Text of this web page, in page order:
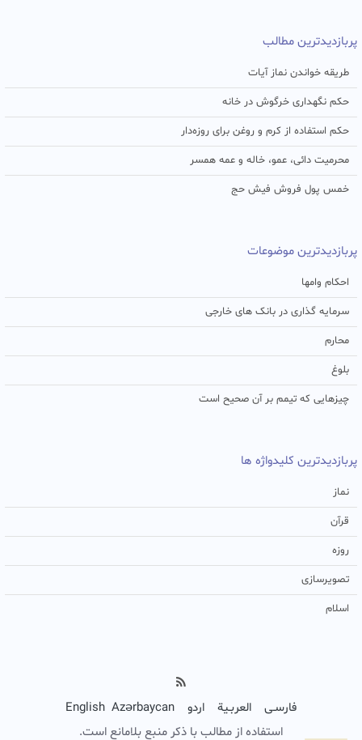
پربازدیدترین مطالب
طریقه خواندن نماز آیات
حکم نگهداری خرگوش در خانه
حکم استفاده از کرم و روغن برای روزه‌دار
محرمیت دائی، عمو، خاله و عمه همسر
خمس پول فروش فیش حج
پربازدیدترین موضوعات
احکام وامها
سرمایه گذاری در بانک های خارجی
محارم
بلوغ
چیزهایی که تیمم بر آن صحیح است
پربازدیدترین کلیدواژه ها
نماز
قرآن
روزه
تصویرسازی
اسلام
فارسـی العربـیة اردو Azərbaycan
English
استفاده از مطالب با ذکر منبع بلامانع است.